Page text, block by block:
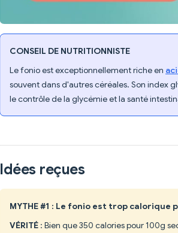
CONSEIL DE NUTRITIONNISTE
Le fonio est exceptionnellement riche en
souvent dans d'autres céréales. Son index
le contrôle de la glycémie et la santé
Idées reçues
MYTHE #1 : Le fonio est trop calorique
VÉRITÉ : Bien que 350 calories pour 100g